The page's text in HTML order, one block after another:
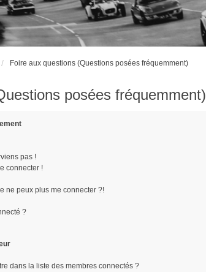
Foire aux questions (Questions posées fréquemment)
posées fréquemment)
pas !
connecter !
ne peux plus me connecter ?!
?
dans la liste des membres connectés ?